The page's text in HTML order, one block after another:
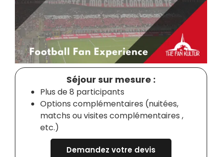
Séjour sur mesure :
Plus de 8 participants
Options complémentaires (nuitées,
matchs ou visites complémentaires ,
etc.)
Demandez votre devis